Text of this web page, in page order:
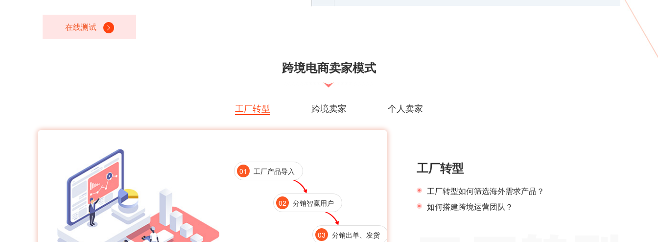
在线测试
跨境电商卖家模式
工厂转型 跨境卖家 个人卖家
01 工厂产品导入
02 分销智赢用户
03 分销出单、发货
工厂转型
工厂转型如何筛选海外需求产品？
如何搭建跨境运营团队？